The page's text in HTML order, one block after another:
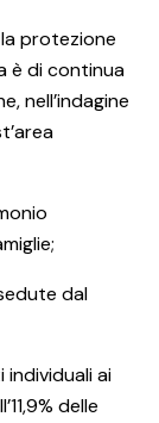
protezione
è di continua
nell’indagine
dal
ai
delle